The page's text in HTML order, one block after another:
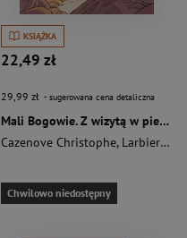
KSIĄŻKA
22,49 zł
29,99 zł - sugerowana cena detaliczna
Mali Bogowie. Z wizytą w piekle. Tom 5
Cazenove Christophe, Larbier Philippe
Chwilowo niedostępny